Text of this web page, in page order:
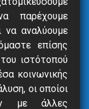
παρέχουμε
να αναλύουμε
επίσης
ιστότοπού
κοινωνικής
οι οποίοι
με άλλες